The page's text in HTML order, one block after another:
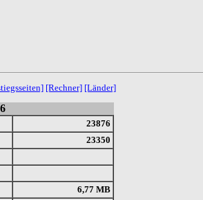
[Rechner] [Länder]
23876
23350
6,77 MB